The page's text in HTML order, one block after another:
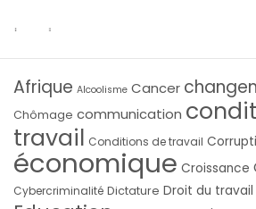
Afrique Alcoolisme Cancer
Chômage communication
travail Conditions de travail
économique Croissance
Cybercriminalité Dictature Droit du travail